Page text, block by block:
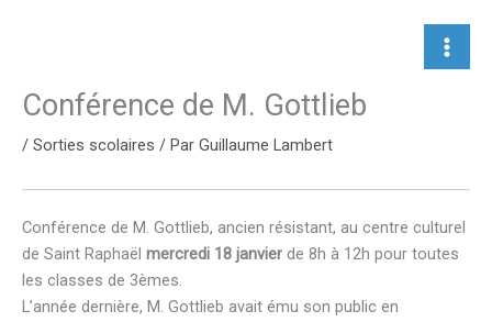
Conférence de M. Gottlieb
/ Sorties scolaires / Par Guillaume Lambert
Conférence de M. Gottlieb, ancien résistant, au centre culturel
de Saint Raphaël mercredi 18 janvier de 8h à 12h pour toutes
les classes de 3èmes.
L’année dernière, M. Gottlieb avait ému son public en